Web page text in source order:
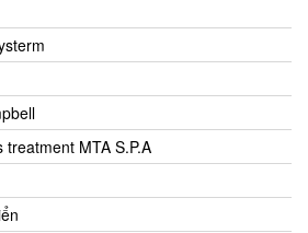
Vietnam
Nam
MTA S.P.A